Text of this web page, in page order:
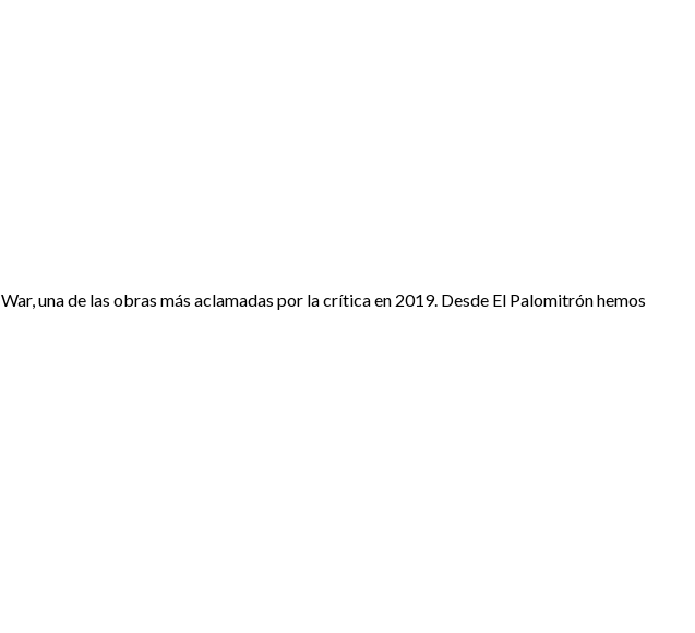
una de las obras más aclamadas por la crítica en 2019. Desde El Palomitrón hemos